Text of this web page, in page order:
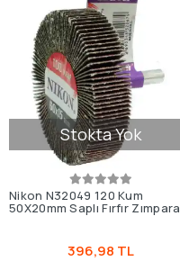
Stokta Yok
Nikon N32049 120 Kum
50X20mm Saplı Fırfır Zımpara
396,98 TL